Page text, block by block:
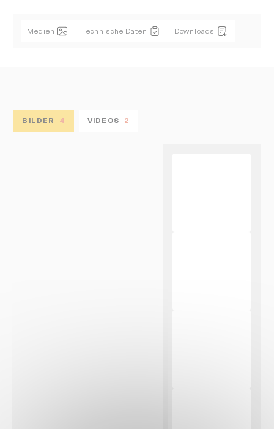
Medien Technische Daten Downloads
BILDER 4 VIDEOS 2